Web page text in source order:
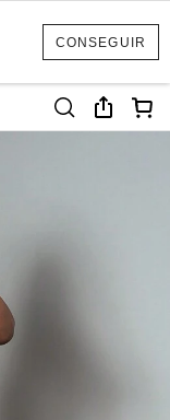
CONSEGUIR